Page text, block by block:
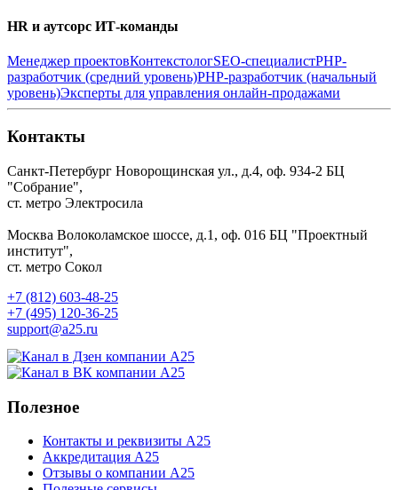
HR и аутсорс ИТ-команды
Менеджер проектовКонтекстологSEO-специалистPHP-
разработчик (средний уровень)PHP-разработчик (начальный
уровень)Эксперты для управления онлайн-продажами
Контакты
Санкт-Петербург Новорощинская ул., д.4, оф. 934-2 БЦ
"Собрание",
ст. метро Электросила
Москва Волоколамское шоссе, д.1, оф. 016 БЦ "Проектный
институт",
ст. метро Сокол
+7 (812) 603-48-25
+7 (495) 120-36-25
support@a25.ru
Полезное
Контакты и реквизиты А25
Аккредитация А25
Отзывы о компании А25